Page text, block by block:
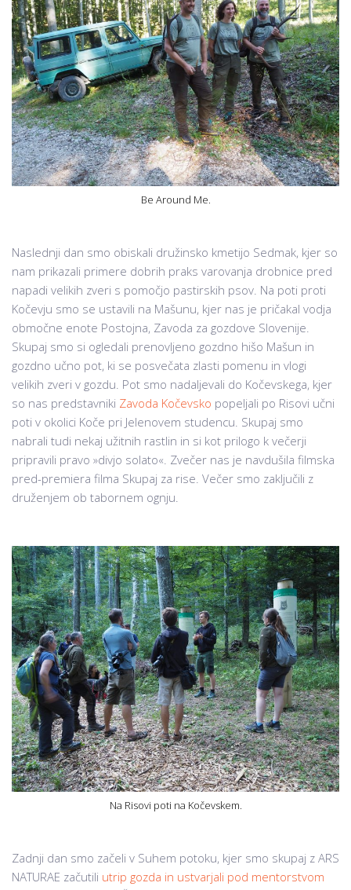
Be Around Me.
Naslednji dan smo obiskali družinsko kmetijo Sedmak, kjer so
nam prikazali primere dobrih praks varovanja drobnice pred
napadi velikih zveri s pomočjo pastirskih psov. Na poti proti
Kočevju smo se ustavili na Mašunu, kjer nas je pričakal vodja
območne enote Postojna, Zavoda za gozdove Slovenije.
Skupaj smo si ogledali prenovljeno gozdno hišo Mašun in
gozdno učno pot, ki se posvečata zlasti pomenu in vlogi
velikih zveri v gozdu. Pot smo nadaljevali do Kočevskega, kjer
so nas predstavniki Zavoda Kočevsko popeljali po Risovi učni
poti v okolici Koče pri Jelenovem studencu. Skupaj smo
nabrali tudi nekaj užitnih rastlin in si kot prilogo k večerji
pripravili pravo »divjo solato«. Zvečer nas je navdušila filmska
pred-premiera filma Skupaj za rise. Večer smo zaključili z
druženjem ob tabornem ognju.
Na Risovi poti na Kočevskem.
Zadnji dan smo začeli v Suhem potoku, kjer smo skupaj z ARS
NATURAE začutili utrip gozda in ustvarjali pod mentorstvom